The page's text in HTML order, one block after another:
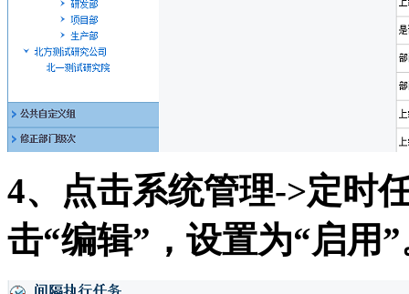
4、点击系统管理->定时
击“编辑”，设置为“启用